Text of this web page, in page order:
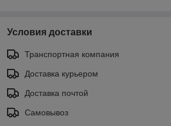
Условия доставки
Транспортная компания
Доставка курьером
Доставка почтой
Самовывоз